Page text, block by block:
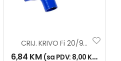
CRIJ. KRIVO Fi 20/90 150×150 SILIKON
6,84 KM (sa PDV: 8,00 KM